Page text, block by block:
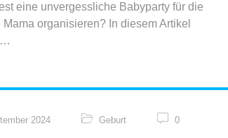
eine unvergessliche Babyparty für die
organisieren? In diesem Artikel
2024 Geburt 0